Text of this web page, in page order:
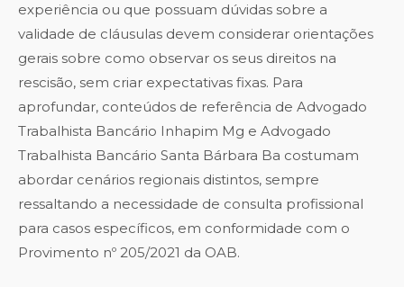
experiência ou que possuam dúvidas sobre a
validade de cláusulas devem considerar orientações
gerais sobre como observar os seus direitos na
rescisão, sem criar expectativas fixas. Para
aprofundar, conteúdos de referência de Advogado
Trabalhista Bancário Inhapim Mg e Advogado
Trabalhista Bancário Santa Bárbara Ba costumam
abordar cenários regionais distintos, sempre
ressaltando a necessidade de consulta profissional
para casos específicos, em conformidade com o
Provimento nº 205/2021 da OAB.